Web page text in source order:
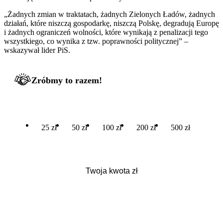
„Żadnych zmian w traktatach, żadnych Zielonych Ładów, żadnych
działań, które niszczą gospodarkę, niszczą Polskę, degradują Europę
i żadnych ograniczeń wolności, które wynikają z penalizacji tego
wszystkiego, co wynika z tzw. poprawności politycznej” –
wskazywał lider PiS.
Zróbmy to razem!
25 zł 50 zł 100 zł 200 zł 500 zł